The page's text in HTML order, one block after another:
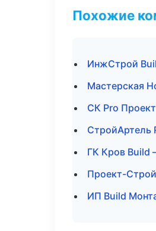
Похожие
ИнжСтрой
Мастерская
СК Pro
СтройАртель
ГК Кров
Проект-
ИП Build